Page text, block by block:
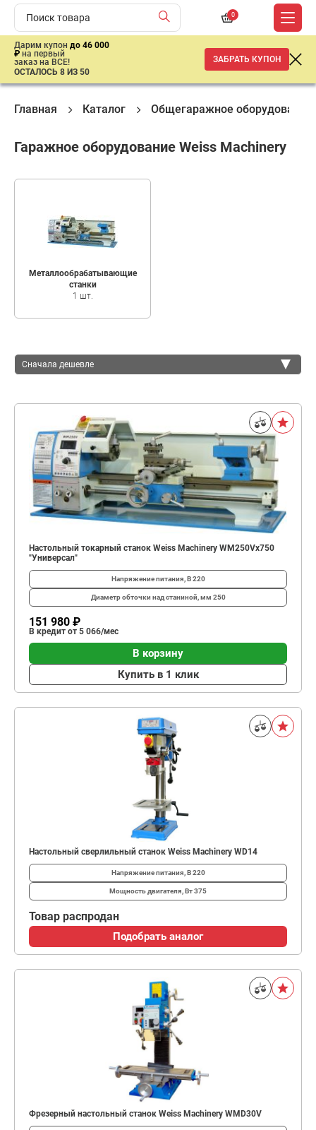
0
Дарим купон до 46 000
₽ на первый
заказ на ВСЕ!
ОСТАЛОСЬ 8 ИЗ 50
ЗАБРАТЬ КУПОН
Главная Каталог Общегаражное оборудование
Гаражное оборудование Weiss Machinery
Металлообрабатывающие
станки
1 шт.
Сначала дешевле
Сначала дороже
Настольный токарный станок Weiss Machinery WM250Vх750
"Универсал"
Напряжение питания, В220
Диаметр обточки над станиной, мм 250
151 980 ₽
В кредит от 5 066/мес
В корзину
Купить в 1 клик
Настольный сверлильный станок Weiss Machinery WD14
Напряжение питания, В220
Мощность двигателя, Вт375
Товар распродан
Подобрать аналог
Фрезерный настольный станок Weiss Machinery WMD30V